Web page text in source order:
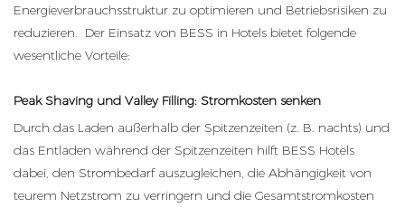
Energieverbrauchsstruktur zu optimieren und Betriebsrisiken zu
reduzieren. Der Einsatz von BESS in Hotels bietet folgende
wesentliche Vorteile:
Peak Shaving und Valley Filling: Stromkosten senken
Durch das Laden außerhalb der Spitzenzeiten (z. B. nachts) und
das Entladen während der Spitzenzeiten hilft BESS Hotels
dabei, den Strombedarf auszugleichen, die Abhängigkeit von
teurem Netzstrom zu verringern und die Gesamtstromkosten